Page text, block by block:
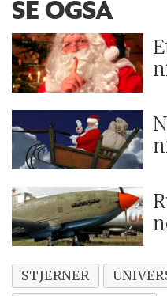
SE OGSÅ
STJERNER